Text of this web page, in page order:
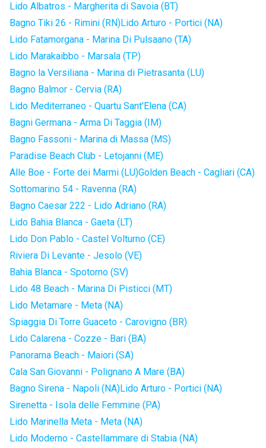
Lido Albatros - Margherita di Savoia (BT)
Bagno Tiki 26 - Rimini (RN)Lido Arturo - Portici (NA)
Lido Fatamorgana - Marina Di Pulsaano (TA)
Lido Marakaibbo - Marsala (TP)
Bagno la Versiliana - Marina di Pietrasanta (LU)
Bagno Balmor - Cervia (RA)
Lido Mediterraneo - Quartu Sant'Elena (CA)
Bagni Germana - Arma Di Taggia (IM)
Bagno Fassoni - Marina di Massa (MS)
Paradise Beach Club - Letojanni (ME)
Alle Boe - Forte dei Marmi (LU)Golden Beach - Cagliari (CA)
Sottomarino 54 - Ravenna (RA)
Bagno Caesar 222 - Lido Adriano (RA)
Lido Bahia Blanca - Gaeta (LT)
Lido Don Pablo - Castel Volturno (CE)
Riviera Di Levante - Jesolo (VE)
Bahia Blanca - Spotorno (SV)
Lido 48 Beach - Marina Di Pisticci (MT)
Lido Metamare - Meta (NA)
Spiaggia Di Torre Guaceto - Carovigno (BR)
Lido Calarena - Cozze - Bari (BA)
Panorama Beach - Maiori (SA)
Cala San Giovanni - Polignano A Mare (BA)
Bagno Sirena - Napoli (NA)Lido Arturo - Portici (NA)
Sirenetta - Isola delle Femmine (PA)
Lido Marinella Meta - Meta (NA)
Lido Moderno - Castellammare di Stabia (NA)